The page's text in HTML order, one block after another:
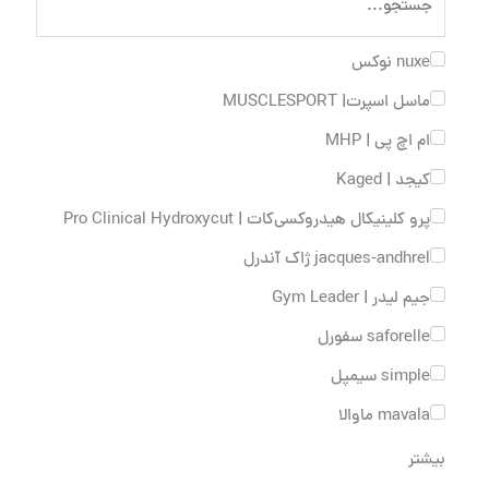
nuxe نوکس
ماسل اسپرت| MUSCLESPORT
ام اچ پی | MHP
کیجد | Kaged
پرو کلینیکال هیدروکسی‌کات | Pro Clinical Hydroxycut
jacques-andhrel ژاک آندرل
جیم لیدر | Gym Leader
saforelle سفورل
simple سیمپل
mavala ماوالا
بیشتر